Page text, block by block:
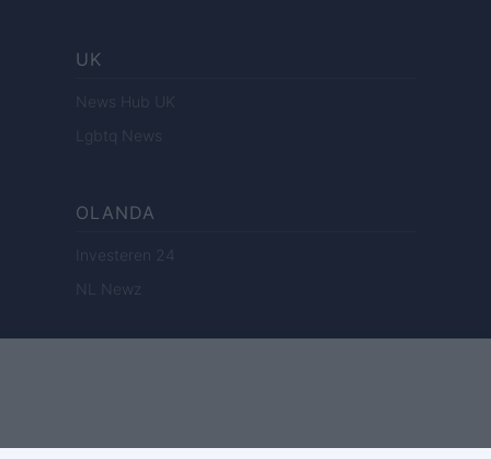
UK
News Hub UK
Lgbtq News
OLANDA
Investeren 24
NL Newz